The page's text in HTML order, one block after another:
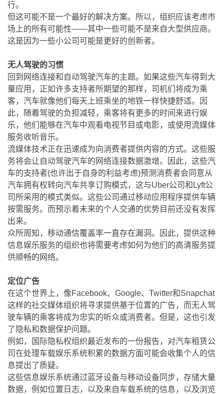
行。
但这可能不是一个最好的解决方案。所以，组织应该考虑市
场上的所有可能性——其中一些可能不是来自大型供应商。
这是因为一些小公司可能是更好的创新者。
无人驾驶的习惯
回到网络连接和自动驾驶汽车的主题。如果这些汽车得到大
量应用，正如许多支持者所期望的那样，司机们将成为乘
客，汽车就像他们每天上班乘坐的地铁一样快捷舒适。因
此，随着驾驶的负担减轻，乘客将有更多的时间来进行娱
乐，他们能够在汽车中观看电视节目或电影，或使用流媒体
服务收听音乐。
流媒体技术正在迅速成为向消费者提供内容的方式。这些服
务将会让自动驾驶汽车的网络连接数据激增。因此，这些汽
车的支持者(也许出于自身的利益考虑)预测消费者会同意从
汽车拥有权转向汽车共享订购模式，这与Uber公司和Lyft公
司所采用的模式类似。这些公司通过移动应用程序提供车辆
按需服务。而预示着未来的个人交通的优势目前还没有发挥
出来。
众所周知，移动通信覆盖率一直存在漏洞。因此，提供这种
信息娱乐服务的组织也将需要考虑如何为他们的高清服务提
供顺畅的网络。
定位广告
在这个世界上，像Facebook、Google、Twitter和Snapchat
这样的社交媒体组织将寻求提供基于位置的广告，而无人驾
驶车辆的乘客将成为忠实的听众或消费者。但是，这也引发
了隐私和数据保护问题。
例如，国际隐私权组织最近发布的一份报告，对汽车租赁公
司在处理车载娱乐系统积累的数据方面可能会收集个人的信
息提出了质疑。
这些信息娱乐系统通过蓝牙设备与移动设备同步，存储大量
数据，例如位置日志，以及来自车载系统的信息，以及浏览